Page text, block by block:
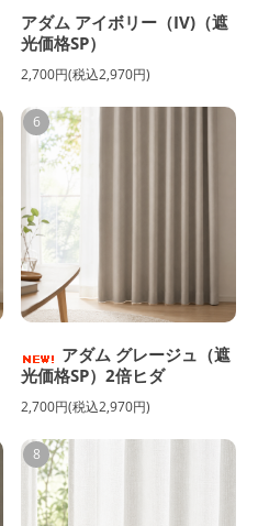
アダム アイボリー（IV)（遮
光価格SP）
2,700円(税込2,970円)
6
アダム グレージュ（遮
光価格SP）2倍ヒダ
2,700円(税込2,970円)
8